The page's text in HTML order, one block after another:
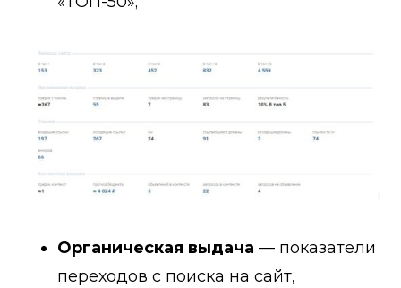
Органическая выдача — показатели
переходов с поиска на сайт,